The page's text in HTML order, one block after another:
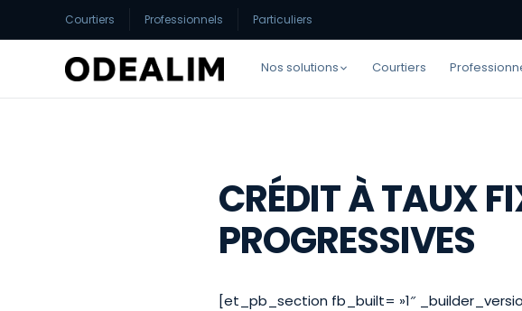
Courtiers Professionnels Particuliers
Nos solutions Courtiers
CRÉDIT À TAUX
PROGRESSIVES
[et_pb_section fb_built= »1″